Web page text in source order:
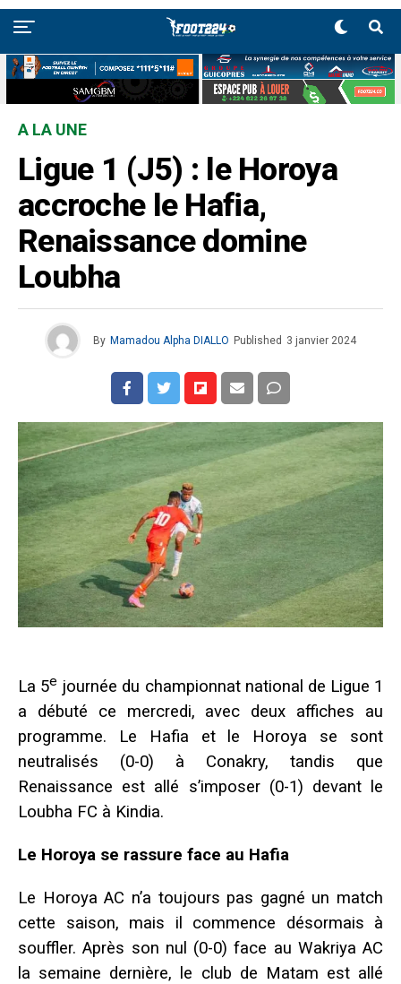
A LA UNE
Ligue 1 (J5) : le Horoya
accroche le Hafia,
Renaissance domine
Loubha
By Mamadou Alpha DIALLO Published 3 janvier 2024
La 5e journée du championnat national de Ligue 1
a débuté ce mercredi, avec deux affiches au
programme. Le Hafia et le Horoya se sont
neutralisés (0-0) à Conakry, tandis que
Renaissance est allé s’imposer (0-1) devant le
Loubha FC à Kindia.
Le Horoya se rassure face au Hafia
Le Horoya AC n’a toujours pas gagné un match
cette saison, mais il commence désormais à
souffler. Après son nul (0-0) face au Wakriya AC
la semaine dernière, le club de Matam est allé